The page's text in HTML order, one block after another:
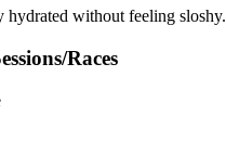
hydrated without feeling sloshy.
Races